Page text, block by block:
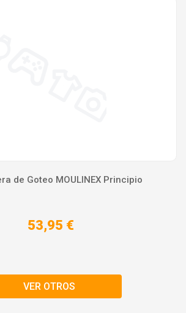
de Goteo MOULINEX Principio
53,95 €
VER OTROS